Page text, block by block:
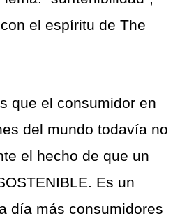
el espíritu de The
que el consumidor en
del mundo todavía no
el hecho de que un
Es un
día más consumidores